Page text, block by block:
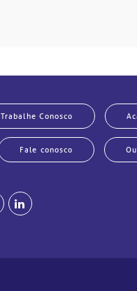
Trabalhe Conosco
Fale conosco